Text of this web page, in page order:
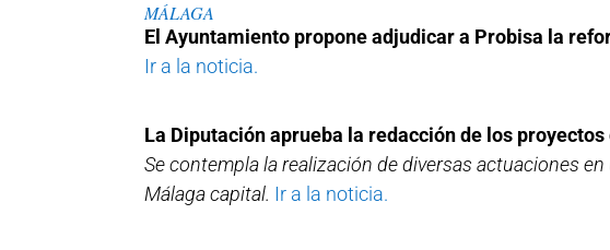
MÁLAGA
El Ayuntamiento propone adjudicar a Probisa la
Ir a la noticia.
La Diputación aprueba la redacción de los
Se contempla la realización de diversas actuaciones
Málaga capital. Ir a la noticia.